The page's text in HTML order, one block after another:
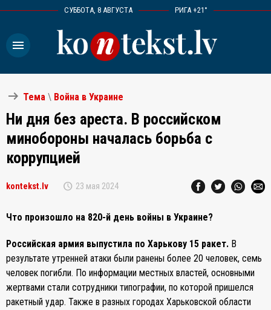
СУББОТА, 8 АВГУСТА РИГА +21°
menu
arrow_right_alt Тема \ Война в Украине
Ни дня без ареста. В российском
минобороны началась борьба с
коррупцией
kontekst.lv schedule 23 мая 2024
Что произошло на 820-й день войны в Украине?
Российская армия выпустила по Харькову 15 ракет. В
результате утренней атаки были ранены более 20 человек, семь
человек погибли. По информации местных властей, основными
жертвами стали сотрудники типографии, по которой пришелся
ракетный удар. Также в разных городах Харьковской области